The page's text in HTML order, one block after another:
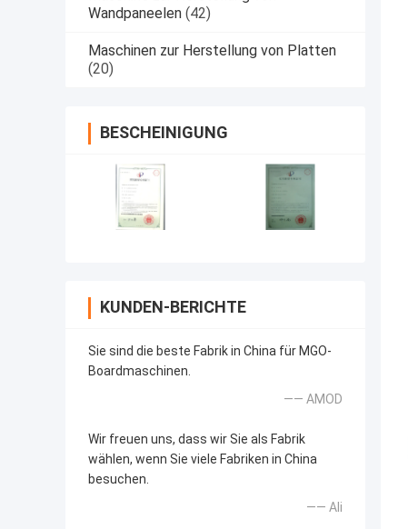
Wandpaneelen (42)
Maschinen zur Herstellung von Platten
(20)
BESCHEINIGUNG
KUNDEN-BERICHTE
Sie sind die beste Fabrik in China für MGO-
Boardmaschinen.
—— AMOD
Wir freuen uns, dass wir Sie als Fabrik
wählen, wenn Sie viele Fabriken in China
besuchen.
—— Ali